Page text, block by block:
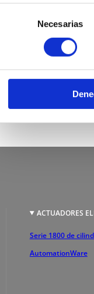
Necesarias
versión vástago
ACTUADORES
Serie 1800 de
AutomationWare